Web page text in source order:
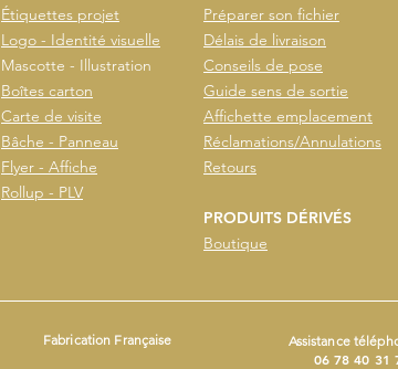
Étiquettes projet
Logo - Identité visuelle
Mascotte - Illustration
Boîtes carton
Carte de visite
Bâche - Panneau
Flyer - Affiche
Rollup - PLV
Préparer son fichier
Délais de livraison
Conseils de pose
Guide sens de sortie
Affichette emplacement
Réclamations/Annulations
Retours
PRODUITS DÉRIVÉS
Boutique
Fabrication Française Assistance
06 78 40 31